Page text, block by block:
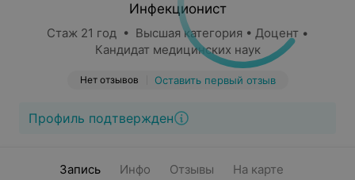
Инфекционист
Стаж 21 год • Высшая категория • Доцент •
Кандидат медицинских наук
Нет отзывов Оставить первый отзыв
Профиль подтвержден
Запись Инфо Отзывы На карте